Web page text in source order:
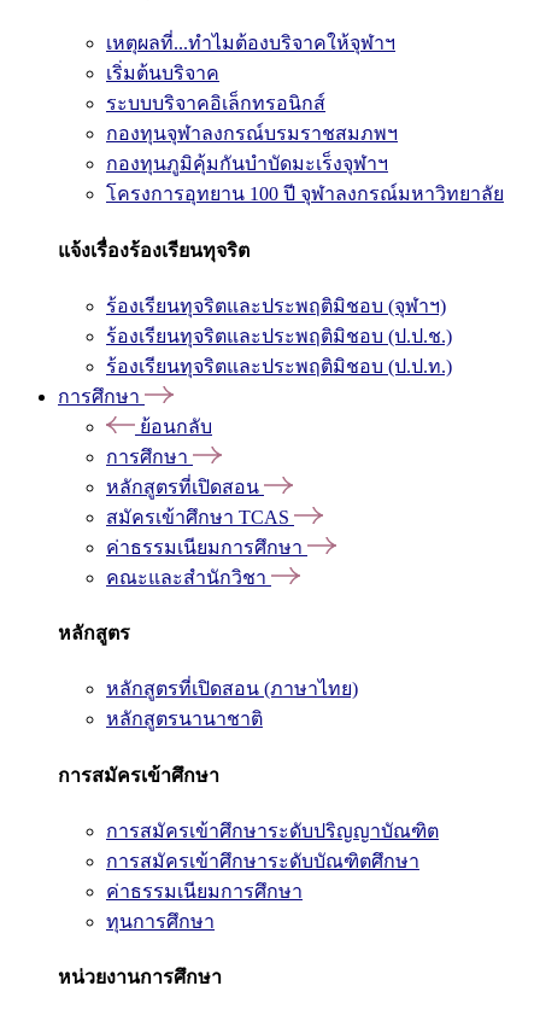
เหตุผลที่...ทำไมต้องบริจาคให้จุฬาฯ
เริ่มต้นบริจาค
ระบบบริจาคอิเล็กทรอนิกส์
กองทุนจุฬาลงกรณ์บรมราชสมภพฯ
กองทุนภูมิคุ้มกันบำบัดมะเร็งจุฬาฯ
โครงการอุทยาน 100 ปี จุฬาลงกรณ์มหาวิทยาลัย
แจ้งเรื่องร้องเรียนทุจริต
ร้องเรียนทุจริตและประพฤติมิชอบ (จุฬาฯ)
ร้องเรียนทุจริตและประพฤติมิชอบ (ป.ป.ช.)
ร้องเรียนทุจริตและประพฤติมิชอบ (ป.ป.ท.)
การศึกษา
ย้อนกลับ
การศึกษา
หลักสูตรที่เปิดสอน
สมัครเข้าศึกษา TCAS
ค่าธรรมเนียมการศึกษา
คณะและสำนักวิชา
หลักสูตร
หลักสูตรที่เปิดสอน (ภาษาไทย)
หลักสูตรนานาชาติ
การสมัครเข้าศึกษา
การสมัครเข้าศึกษาระดับปริญญาบัณฑิต
การสมัครเข้าศึกษาระดับบัณฑิตศึกษา
ค่าธรรมเนียมการศึกษา
ทุนการศึกษา
หน่วยงานการศึกษา